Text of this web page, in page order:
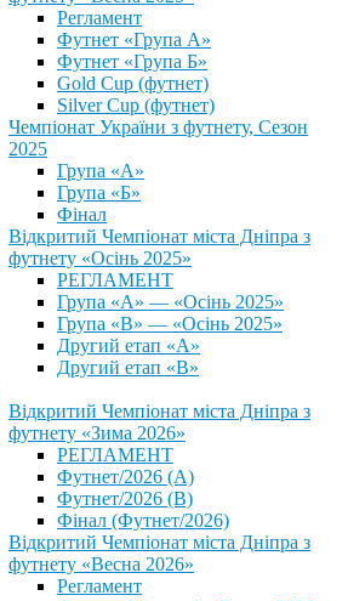
Регламент
Футнет «Група А»
Футнет «Група Б»
Gold Cup (футнет)
Silver Cup (футнет)
Чемпіонат України з футнету, Сезон
2025
Група «А»
Група «Б»
Фінал
Відкритий Чемпіонат міста Дніпра з
футнету «Осінь 2025»
РЕГЛАМЕНТ
Група «А» — «Осінь 2025»
Група «В» — «Осінь 2025»
Другий етап «А»
Другий етап «В»
Відкритий Чемпіонат міста Дніпра з
футнету «Зима 2026»
РЕГЛАМЕНТ
Футнет/2026 (А)
Футнет/2026 (В)
Фінал (Футнет/2026)
Відкритий Чемпіонат міста Дніпра з
футнету «Весна 2026»
Регламент